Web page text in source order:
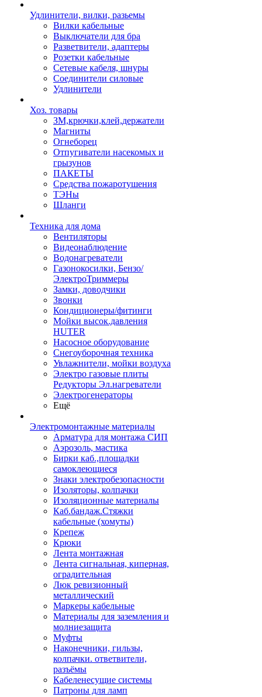
Удлинители, вилки, разьемы
Вилки кабельные
Выключатели для бра
Разветвители, адаптеры
Розетки кабельные
Сетевые кабеля, шнуры
Соединители силовые
Удлинители
Хоз. товары
ЗМ,крючки,клей,держатели
Магниты
Огнеборец
Отпугиватели насекомых и
грызунов
ПАКЕТЫ
Средства пожаротушения
ТЭНы
Шланги
Техника для дома
Вентиляторы
Видеонаблюдение
Водонагреватели
Газонокосилки, Бензо/
ЭлектроТриммеры
Замки, доводчики
Звонки
Кондиционеры/фитинги
Мойки высок.давления
HUTER
Насосное оборудование
Снегоуборочная техника
Увлажнители, мойки воздуха
Электро газовые плиты
Редукторы Эл.нагреватели
Электрогенераторы
Ещё
Электромонтажные материалы
Арматура для монтажа СИП
Аэрозоль, мастика
Бирки каб.,площадки
самоклеющиеся
Знаки электробезопасности
Изоляторы, колпачки
Изоляционные материалы
Каб.бандаж.Стяжки
кабельные (хомуты)
Крепеж
Крюки
Лента монтажная
Лента сигнальная, киперная,
оградительная
Люк ревизионный
металлический
Маркеры кабельные
Материалы для заземления и
молниезащита
Муфты
Наконечники, гильзы,
колпачки. ответвители,
разъёмы
Кабеленесущие системы
Патроны для ламп